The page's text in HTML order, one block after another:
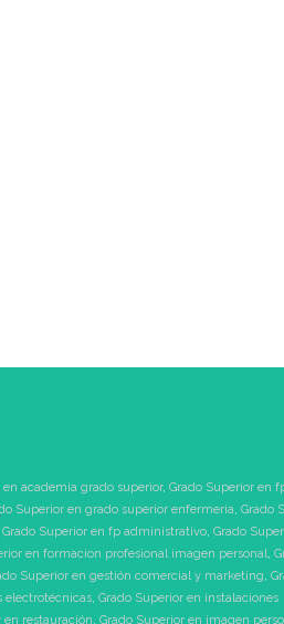
en academia grado superior, Grado Superior en
Superior en grado superior enfermeria, Grado
Grado Superior en fp administrativo, Grado
en formacion profesional imagen personal,
Superior en gestión comercial y marketing,
electrotécnicas, Grado Superior en instalaciones
en restauración, Grado Superior en imagen